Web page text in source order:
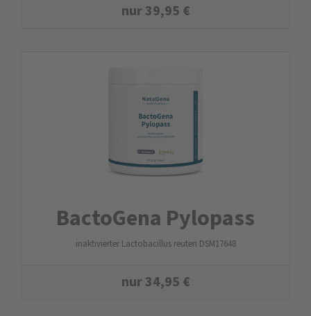
nur39,95 €
BactoGena Pylopass
inaktivierter Lactobacillus reuteri DSM17648
nur34,95 €